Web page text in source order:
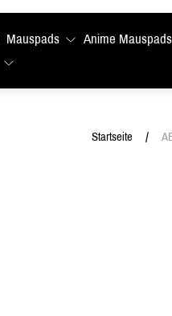
Mauspads Anime Mauspads
Startseite /